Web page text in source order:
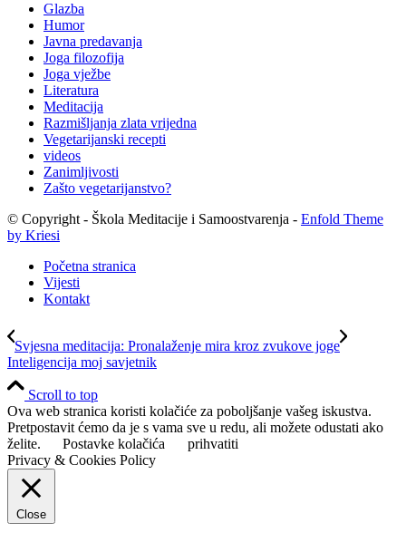
Glazba
Humor
Javna predavanja
Joga filozofija
Joga vježbe
Literatura
Meditacija
Razmišljanja zlata vrijedna
Vegetarijanski recepti
videos
Zanimljivosti
Zašto vegetarijanstvo?
© Copyright - Škola Meditacije i Samoostvarenja - Enfold Theme
by Kriesi
Početna stranica
Vijesti
Kontakt
Svjesna meditacija: Pronalaženje mira kroz zvukove joge
Inteligencija moj savjetnik
Scroll to top
Ova web stranica koristi kolačiće za poboljšanje vašeg iskustva.
Pretpostavit ćemo da je s vama sve u redu, ali možete odustati ako
želite.
Postavke kolačića
prihvatiti
Privacy & Cookies Policy
Close